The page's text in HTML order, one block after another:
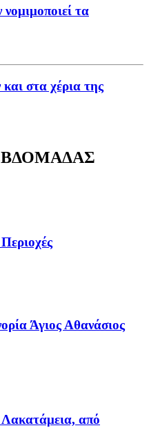
τα
στα χέρια της
Άγιος Αθανάσιος
Λακατάμεια, από